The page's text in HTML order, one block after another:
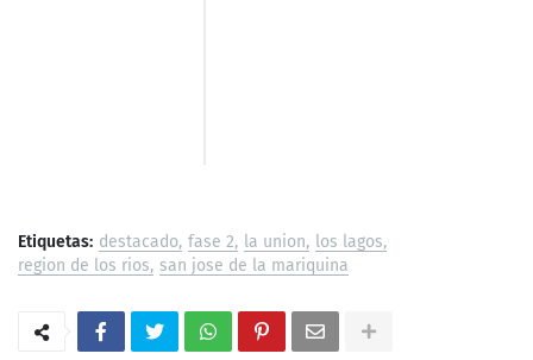
Etiquetas: destacado fase 2 la union los lagos
region de los rios san jose de la mariquina